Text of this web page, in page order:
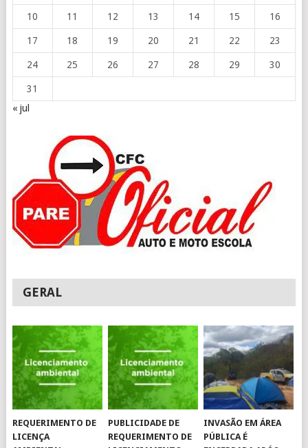
10 11 12 13 14 15 16
17 18 19 20 21 22 23
24 25 26 27 28 29 30
31
« jul
GERAL
REQUERIMENTO DE
LICENÇA
PUBLICIDADE DE
REQUERIMENTO DE
INVASÃO EM ÁREA
PÚBLICA É